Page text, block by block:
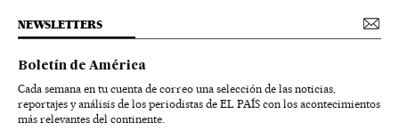
NEWSLETTERS
Boletín de América
Cada semana en tu cuenta de correo una selección de las noticias,
reportajes y análisis de los periodistas de EL PAÍS con los acontecimientos
más relevantes del continente.